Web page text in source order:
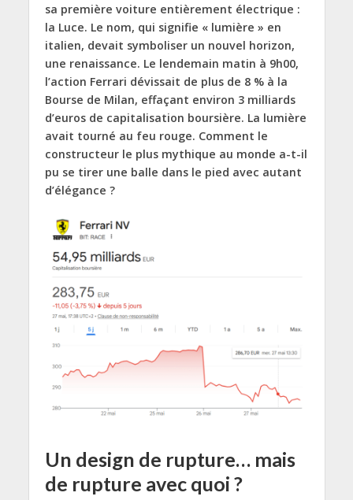
sa première voiture entièrement électrique :
la Luce. Le nom, qui signifie « lumière » en
italien, devait symboliser un nouvel horizon,
une renaissance. Le lendemain matin à 9h00,
l’action Ferrari dévissait de plus de 8 % à la
Bourse de Milan, effaçant environ 3 milliards
d’euros de capitalisation boursière. La lumière
avait tourné au feu rouge. Comment le
constructeur le plus mythique au monde a-t-il
pu se tirer une balle dans le pied avec autant
d’élégance ?
Un design de rupture… mais
de rupture avec quoi ?